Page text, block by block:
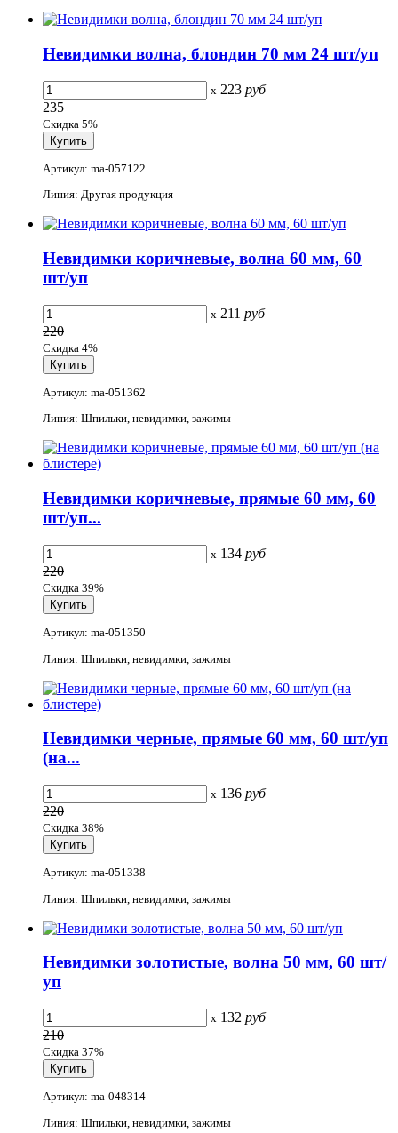
Невидимки волна, блондин 70 мм 24 шт/уп
x 223 руб
235
Скидка 5%
Артикул: ma-057122
Линия: Другая продукция
Невидимки коричневые, волна 60 мм, 60
шт/уп
x 211 руб
220
Скидка 4%
Артикул: ma-051362
Линия: Шпильки, невидимки, зажимы
Невидимки коричневые, прямые 60 мм, 60
шт/уп...
x 134 руб
220
Скидка 39%
Артикул: ma-051350
Линия: Шпильки, невидимки, зажимы
Невидимки черные, прямые 60 мм, 60 шт/уп
(на...
x 136 руб
220
Скидка 38%
Артикул: ma-051338
Линия: Шпильки, невидимки, зажимы
Невидимки золотистые, волна 50 мм, 60 шт/
уп
x 132 руб
210
Скидка 37%
Артикул: ma-048314
Линия: Шпильки, невидимки, зажимы